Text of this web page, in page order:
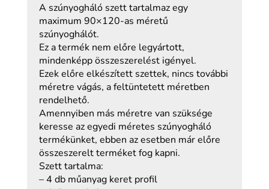
A szúnyogháló szett tartalmaz egy
maximum 90×120-as méretű
szúnyoghálót.
Ez a termék nem előre legyártott,
mindenképp összeszerelést igényel.
Ezek előre elkészített szettek, nincs további
méretre vágás, a feltüntetett méretben
rendelhető.
Amennyiben más méretre van szüksége
keresse az egyedi méretes szúnyogháló
termékünket, ebben az esetben már előre
összeszerelt terméket fog kapni.
Szett tartalma:
– 4 db műanyag keret profil